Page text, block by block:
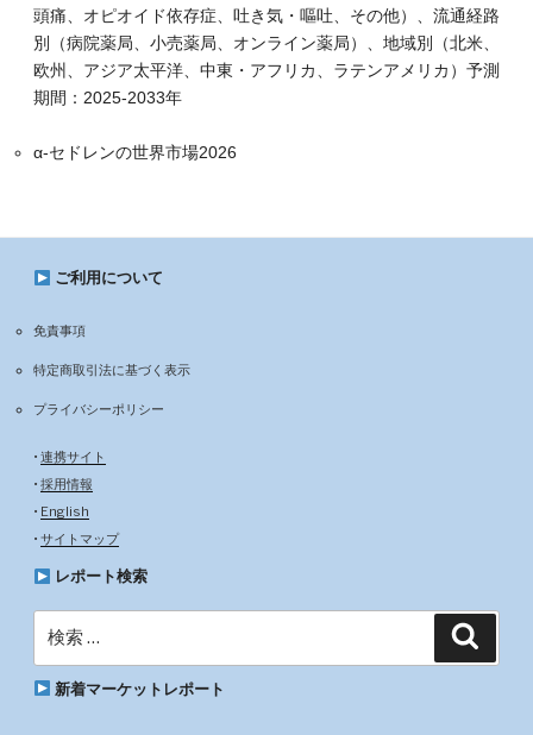
頭痛、オピオイド依存症、吐き気・嘔吐、その他）、流通経路
別（病院薬局、小売薬局、オンライン薬局）、地域別（北米、
欧州、アジア太平洋、中東・アフリカ、ラテンアメリカ）予測
期間：2025-2033年
α-セドレンの世界市場2026
ご利用について
免責事項
特定商取引法に基づく表示
プライバシーポリシー
• 連携サイト
• 採用情報
• English
• サイトマップ
レポート検索
新着マーケットレポート